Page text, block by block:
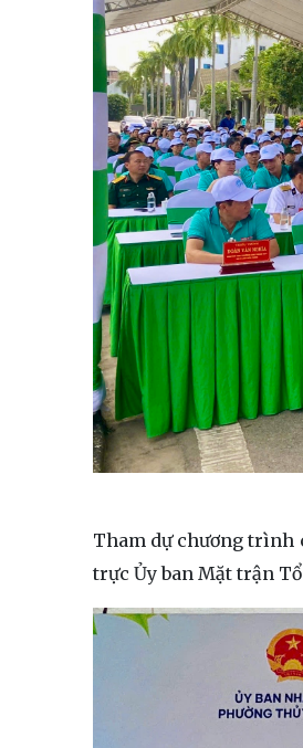
Tham dự chương trình
trực Ủy ban Mặt trận